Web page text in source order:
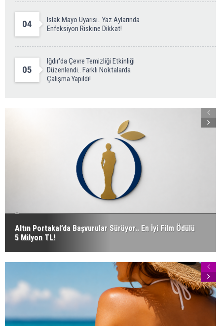
04
Islak Mayo Uyarısı.. Yaz Aylarında
Enfeksiyon Riskine Dikkat!
05
Iğdır'da Çevre Temizliği Etkinliği
Düzenlendi.. Farklı Noktalarda
Çalışma Yapıldı!
Altın Portakal’da Başvurular Sürüyor.. En İyi Film Ödülü
5 Milyon TL!